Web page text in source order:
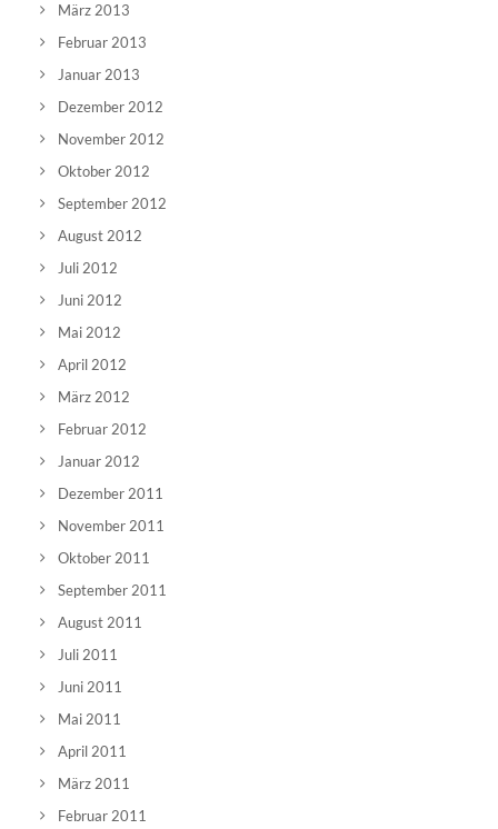
März 2013
Februar 2013
Januar 2013
Dezember 2012
November 2012
Oktober 2012
September 2012
August 2012
Juli 2012
Juni 2012
Mai 2012
April 2012
März 2012
Februar 2012
Januar 2012
Dezember 2011
November 2011
Oktober 2011
September 2011
August 2011
Juli 2011
Juni 2011
Mai 2011
April 2011
März 2011
Februar 2011